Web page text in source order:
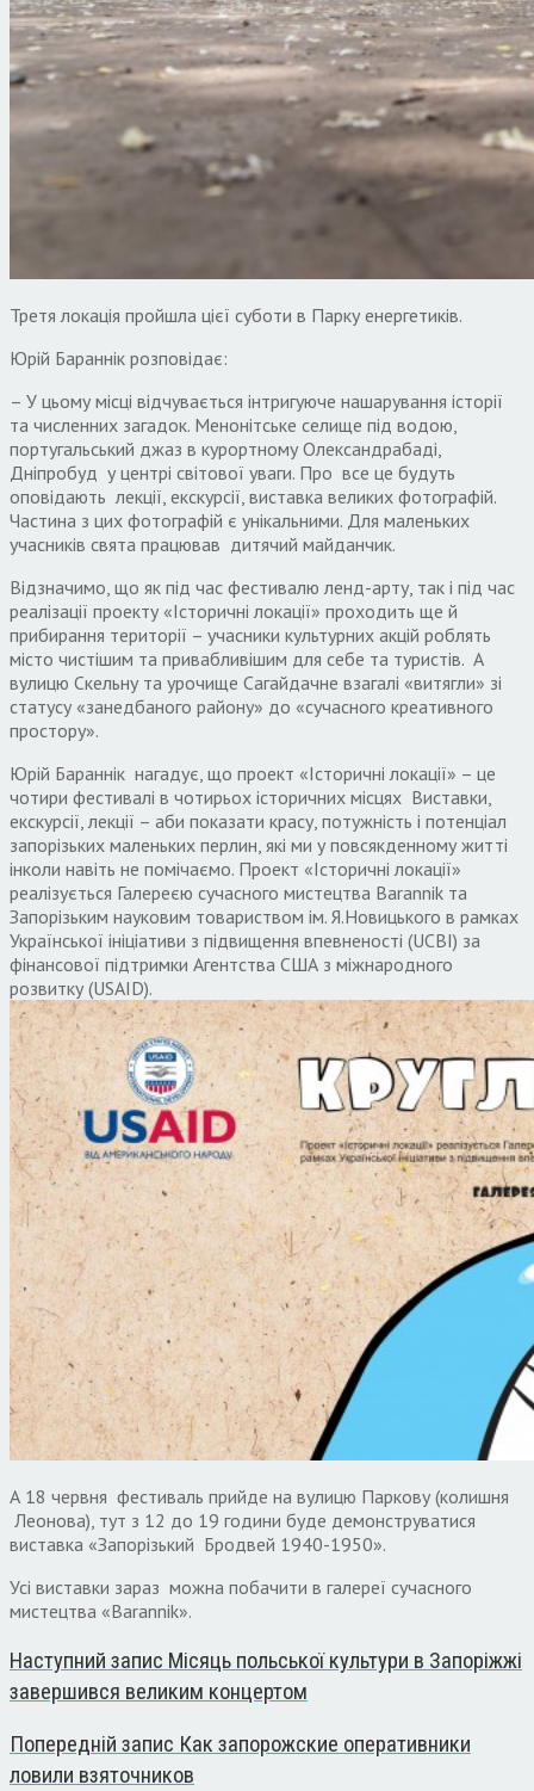
Третя локація пройшла цієї суботи в Парку енергетиків.
Юрій Бараннік розповідає:
– У цьому місці відчувається інтригуюче нашарування історії
та численних загадок. Менонітське селище під водою,
португальський джаз в курортному Олександрабаді,
Дніпробуд у центрі світової уваги. Про все це будуть
оповідають лекції, екскурсії, виставка великих фотографій.
Частина з цих фотографій є унікальними. Для маленьких
учасників свята працював дитячий майданчик.
Відзначимо, що як під час фестивалю ленд-арту, так і під час
реалізації проекту «Історичні локації» проходить ще й
прибирання території – учасники культурних акцій роблять
місто чистішим та привабливішим для себе та туристів. А
вулицю Скельну та урочище Сагайдачне взагалі «витягли» зі
статусу «занедбаного району» до «сучасного креативного
простору».
Юрій Бараннік нагадує, що проект «Історичні локації» – це
чотири фестивалі в чотирьох історичних місцях Виставки,
екскурсії, лекції – аби показати красу, потужність і потенціал
запорізьких маленьких перлин, які ми у повсякденному житті
інколи навіть не помічаємо. Проект «Історичні локації»
реалізується Галереєю сучасного мистецтва Barannik та
Запорізьким науковим товариством ім. Я.Новицького в рамках
Української ініціативи з підвищення впевненості (UCBI) за
фінансової підтримки Агентства США з міжнародного
розвитку (USAID).
А 18 червня фестиваль прийде на вулицю Паркову (колишня
Леонова), тут з 12 до 19 години буде демонструватися
виставка «Запорізький Бродвей 1940-1950».
Усі виставки зараз можна побачити в галереї сучасного
мистецтва «Barannik».
Наступний запис Місяць польської культури в Запоріжжі
завершився великим концертом
Попередній запис Как запорожские оперативники
ловили взяточников